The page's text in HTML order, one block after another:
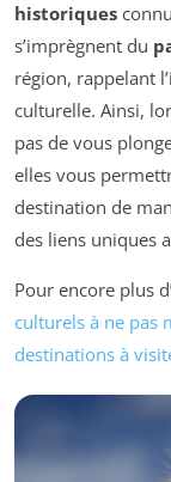
historiques
s’imprègnent du
région, rappelant
culturelle. Ainsi,
pas de vous
elles vous
destination de
des liens uniques
Pour encore plus
culturels à ne pas
destinations à